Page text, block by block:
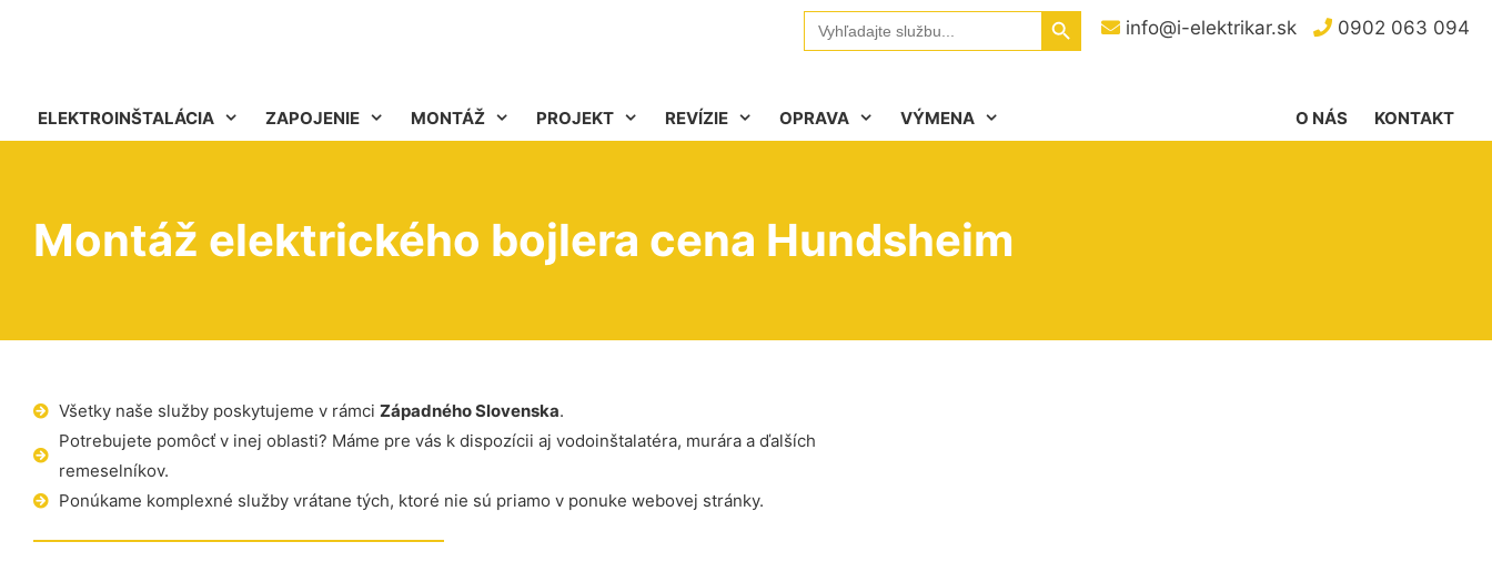
info@i-elektrikar.sk 0902 063 094
Search
for:
Search Button
ELEKTROINŠTALÁCIA ZAPOJENIE MONTÁŽ PROJEKT REVÍZIE OPRAVA VÝMENA KONTAKT
O NÁS
Montáž elektrického bojlera cena Hundsheim
Všetky naše služby poskytujeme v rámci Západného Slovenska.
Potrebujete pomôcť v inej oblasti? Máme pre vás k dispozícii aj vodoinštalatéra, murára a ďalších
remeselníkov.
Ponúkame komplexné služby vrátane tých, ktoré nie sú priamo v ponuke webovej stránky.